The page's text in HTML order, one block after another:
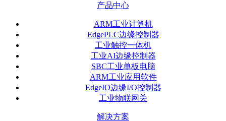
产品中心
ARM工业计算机
EdgePLC边缘控制器
工业触控一体机
工业AI边缘控制器
SBC工业单板电脑
ARM工业应用软件
EdgeIO边缘I/O控制器
工业物联网关
解决方案